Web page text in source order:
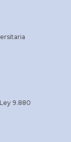
9.880